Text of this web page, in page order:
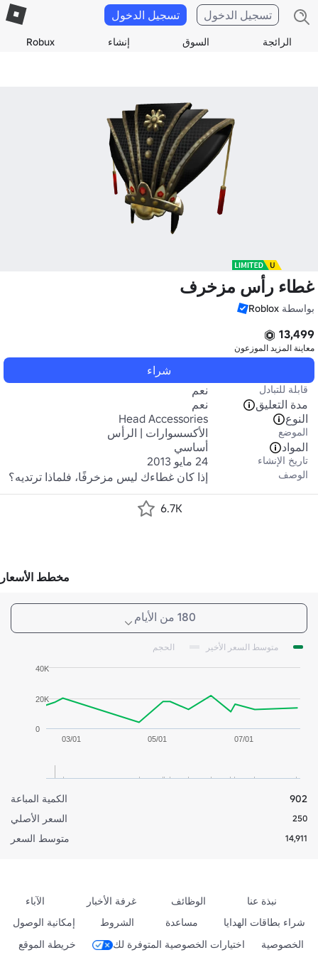
الرائجة السوق إنشاء Robux
تسجيل الدخول تسجيل الدخول
غطاء رأس مزخرف
بواسطة Roblox
13,499
معاينة المزيد الموزعون
شراء
قابلة للتبادل
نعم
مدة التعليق
نعم
النوع
Head Accessories
الموضع
الأكسسوارات | الرأس
المواد
أساسي
تاريخ الإنشاء 24 مايو 2013
الوصف إذا كان غطاءك ليس مزخرفًا، فلماذا ترتديه؟
6.7K
مخطط الأسعار
180 من الأيام
متوسط السعر الأخير الحجم
03/01 05/01 07/01
0
20K
40K
الكمية المباعة
902
السعر الأصلي
250
متوسط السعر 14,911
نبذة عنا الوظائف غرفة الأخبار
الآباء
شراء بطاقات الهدايا
مساعدة الشروط
إمكانية الوصول
الخصوصية
اختيارات الخصوصية المتوفرة لك خريطة الموقع